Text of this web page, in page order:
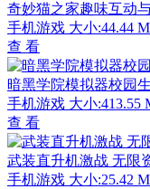
奇妙猫之家趣味互动
手机游戏 大小:44.44
查 看
暗黑学院模拟器校园
手机游戏 大小:413.55
查 看
武装直升机激战 无限
手机游戏 大小:25.42